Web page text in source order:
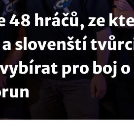
48 hráčů, ze
slovenští
pro boj